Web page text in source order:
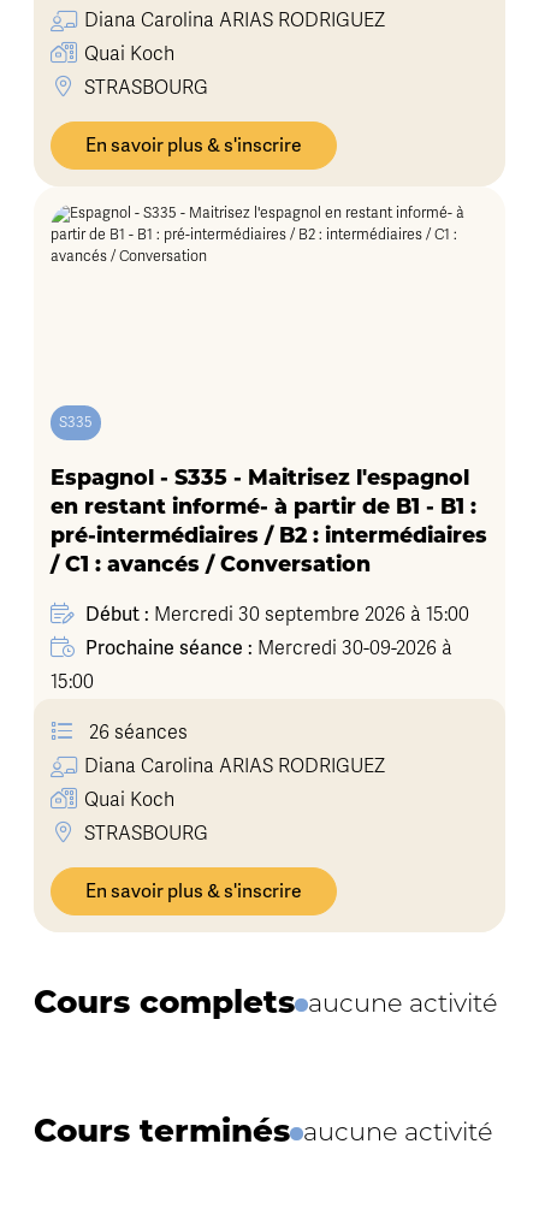
Diana Carolina ARIAS RODRIGUEZ
Quai Koch
STRASBOURG
En savoir plus & s'inscrire
S335
Espagnol - S335 - Maitrisez l'espagnol
en restant informé- à partir de B1 - B1 :
pré-intermédiaires / B2 : intermédiaires
/ C1 : avancés / Conversation
Début : Mercredi 30 septembre 2026 à 15:00
Prochaine séance : Mercredi 30-09-2026 à
15:00
26 séances
Diana Carolina ARIAS RODRIGUEZ
Quai Koch
STRASBOURG
En savoir plus & s'inscrire
Cours complets aucune activité
Cours terminés aucune activité